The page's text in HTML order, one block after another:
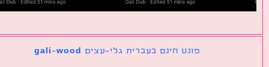
פונט חינם בעברית גלי-עצים gali-wood